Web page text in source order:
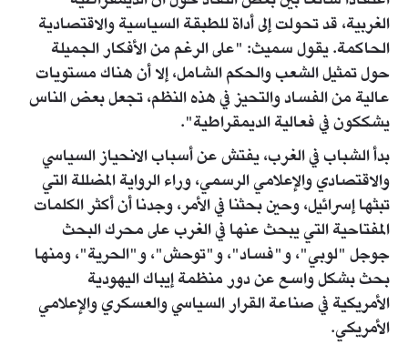
الغربية، قد تحولت إلى أداة للطبقة السياسية والاقتصادية
الحاكمة. يقول سميث: "على الرغم من الأفكار الجميلة
حول تمثيل الشعب والحكم الشامل، إلا أن هناك مستويات
عالية من الفساد والتحيز في هذه النظم، تجعل بعض الناس
يشككون في فعالية الديمقراطية".
بدأ الشباب في الغرب، يفتش عن أسباب الانحياز السياسي
والاقتصادي والإعلامي الرسمي، وراء الرواية المضللة التي
تبثها إسرائيل، وحين بحثنا في الأمر، وجدنا أن أكثر الكلمات
المفتاحية التي يبحث عنها في الغرب على محرك البحث
جوجل "لوبي"، و"فساد"، و"توحش"، و"الحرية"، ومنها
بحث بشكل واسع عن دور منظمة إيباك اليهودية
الأمريكية في صناعة القرار السياسي والعسكري والإعلامي
الأمريكي.